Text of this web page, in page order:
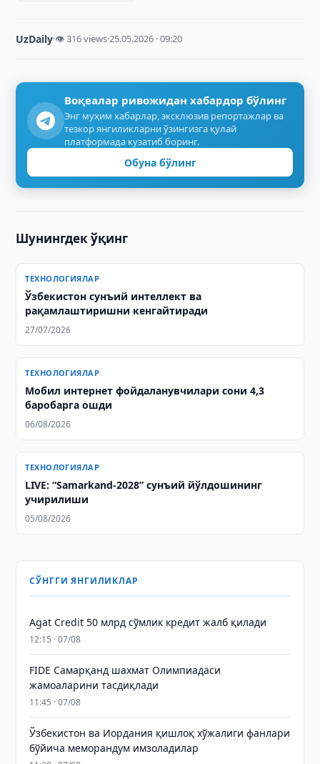
UzDaily·👁 316 views·25.05.2026 · 09:20
Воқеалар ривожидан хабардор бўлинг
Энг муҳим хабарлар, эксклюзив репортажлар ва
тезкор янгиликларни ўзингизга қулай
платформада кузатиб боринг.
Обуна бўлинг
Шунингдек ўқинг
ТЕХНОЛОГИЯЛАР
Ўзбекистон сунъий интеллект ва
рақамлаштиришни кенгайтиради
27/07/2026
ТЕХНОЛОГИЯЛАР
Мобил интернет фойдаланувчилари сони 4,3
баробарга ошди
06/08/2026
ТЕХНОЛОГИЯЛАР
LIVE: “Samarkand-2028” сунъий йўлдошининг
учирилиши
05/08/2026
СЎНГГИ ЯНГИЛИКЛАР
Agat Credit 50 млрд сўмлик кредит жалб қилади
12:15 · 07/08
FIDE Самарқанд шахмат Олимпиадаси
жамоаларини тасдиқлади
11:45 · 07/08
Ўзбекистон ва Иордания қишлоқ хўжалиги фанлари
бўйича меморандум имзоладилар